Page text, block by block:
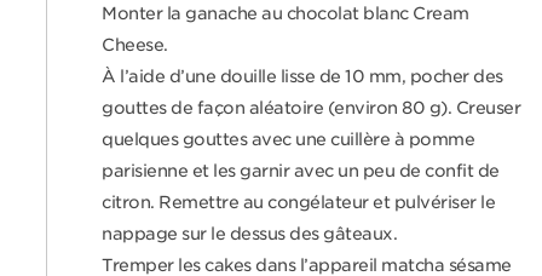
Monter la ganache au chocolat blanc Cream
Cheese.
À l’aide d’une douille lisse de 10 mm, pocher des
gouttes de façon aléatoire (environ 80 g). Creuser
quelques gouttes avec une cuillère à pomme
parisienne et les garnir avec un peu de confit de
citron. Remettre au congélateur et pulvériser le
nappage sur le dessus des gâteaux.
Tremper les cakes dans l’appareil matcha sésame